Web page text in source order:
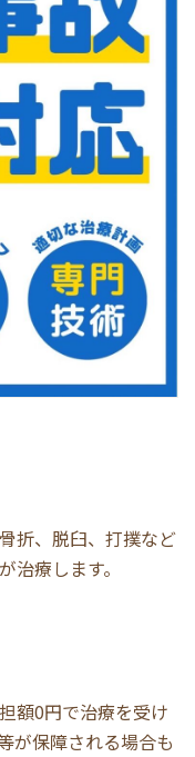
折、脱臼、打撲など
治療します。
額0円で治療を受け
が保障される場合も